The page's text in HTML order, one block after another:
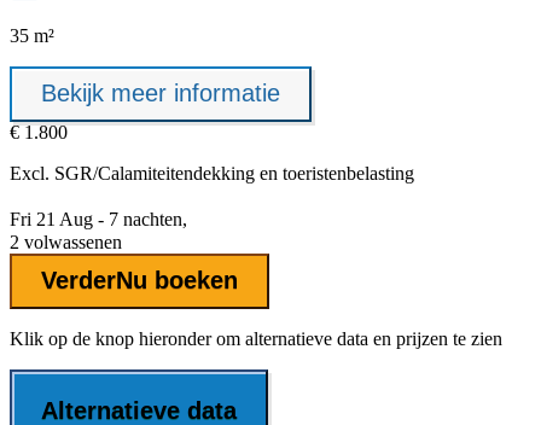
35 m²
Bekijk meer informatie
€ 1.800
Excl. SGR/Calamiteitendekking en toeristenbelasting
Fri 21 Aug - 7 nachten,
2 volwassenen
VerderNu boeken
Klik op de knop hieronder om alternatieve data en prijzen te zien
Alternatieve data